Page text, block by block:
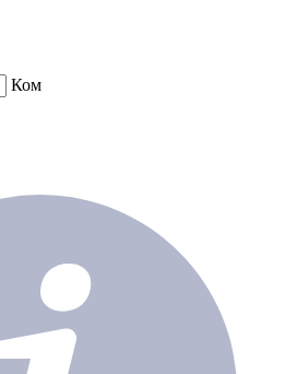
Ком